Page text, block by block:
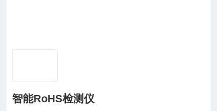
智能RoHS检测仪